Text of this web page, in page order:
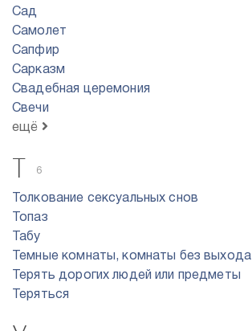
Сад
Самолет
Сапфир
Сарказм
Свадебная церемония
Свечи
ещё
Т 6
Толкование сексуальных снов
Топаз
Табу
Темные комнаты, комнаты без выхода
Терять дорогих людей или предметы
Теряться